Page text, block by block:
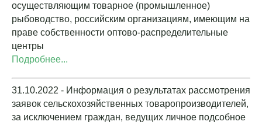
осуществляющим товарное (промышленное)
рыбоводство, российским организациям, имеющим на
праве собственности оптово-распределительные
центры
Подробнее...
31.10.2022 - Информация о результатах рассмотрения
заявок сельскохозяйственных товаропроизводителей,
за исключением граждан, ведущих личное подсобное